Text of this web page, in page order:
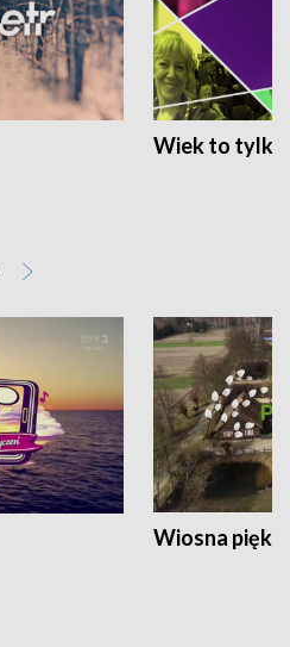
Wiek to tylko
Wiosna